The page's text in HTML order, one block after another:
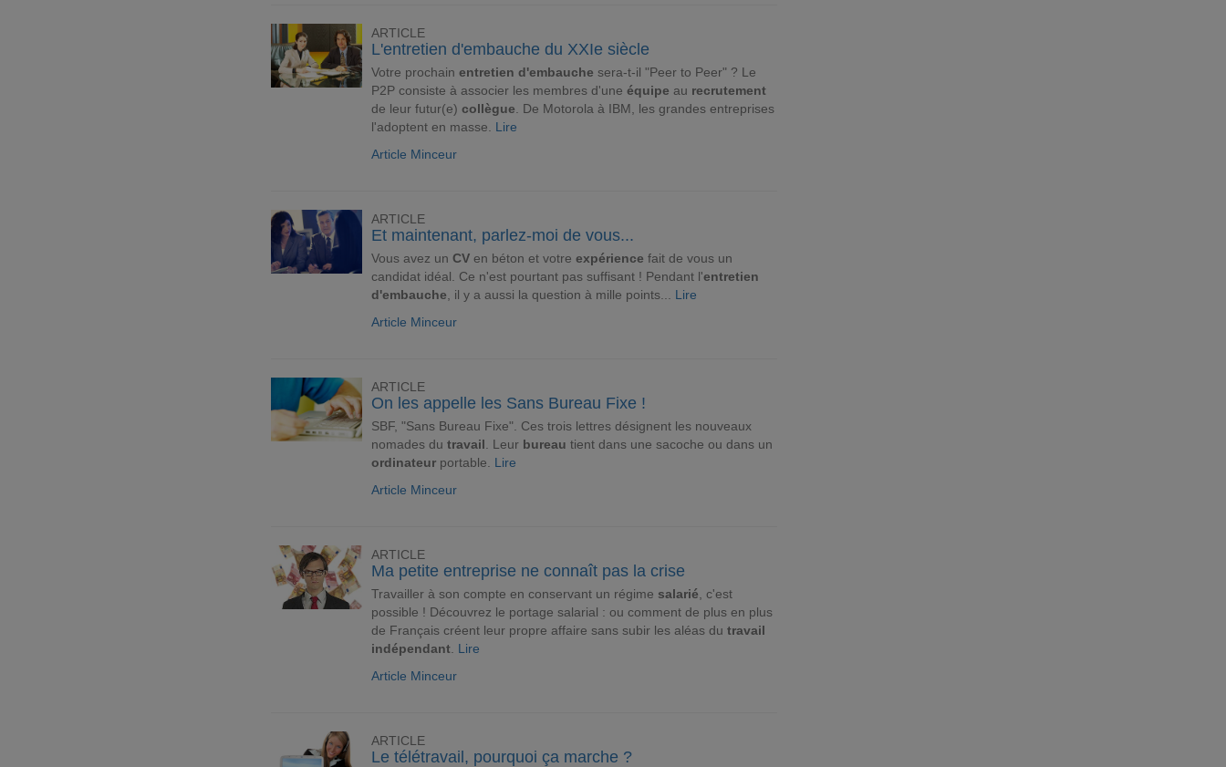
ARTICLE
L'entretien d'embauche du XXIe siècle
Votre prochain entretien d'embauche sera-t-il "Peer to Peer" ? Le
P2P consiste à associer les membres d'une équipe au recrutement
de leur futur(e) collègue . De Motorola à IBM, les grandes entreprises
l'adoptent en masse. Lire
Article Minceur
ARTICLE
Et maintenant, parlez-moi de vous...
Vous avez un CV en béton et votre expérience fait de vous un
candidat idéal. Ce n'est pourtant pas suffisant ! Pendant l'entretien
d'embauche , il y a aussi la question à mille points... Lire
Article Minceur
ARTICLE
On les appelle les Sans Bureau Fixe !
SBF, "Sans Bureau Fixe". Ces trois lettres désignent les nouveaux
nomades du travail . Leur bureau tient dans une sacoche ou dans un
ordinateur portable. Lire
Article Minceur
ARTICLE
Ma petite entreprise ne connaît pas la crise
Travailler à son compte en conservant un régime salarié , c'est
possible ! Découvrez le portage salarial : ou comment de plus en plus
de Français créent leur propre affaire sans subir les aléas du travail
indépendant Lire
Article Minceur
ARTICLE
Le télétravail, pourquoi ça marche ?